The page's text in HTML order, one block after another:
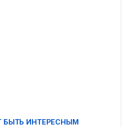
БЫТЬ ИНТЕРЕСНЫМ